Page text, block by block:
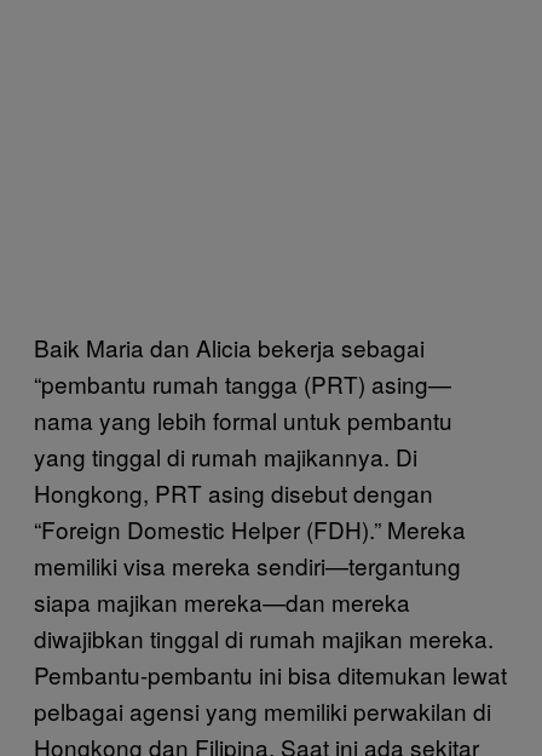
Baik Maria dan Alicia bekerja sebagai
“pembantu rumah tangga (PRT) asing—
nama yang lebih formal untuk pembantu
yang tinggal di rumah majikannya. Di
Hongkong, PRT asing disebut dengan
“Foreign Domestic Helper (FDH).” Mereka
memiliki visa mereka sendiri—tergantung
siapa majikan mereka—dan mereka
diwajibkan tinggal di rumah majikan mereka.
Pembantu-pembantu ini bisa ditemukan lewat
pelbagai agensi yang memiliki perwakilan di
Hongkong dan Filipina. Saat ini ada sekitar